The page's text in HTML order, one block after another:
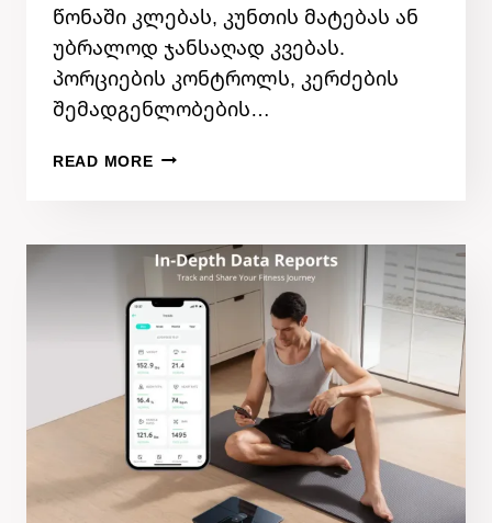
წონაში კლებას, კუნთის მატებას ან
უბრალოდ ჯანსაღად კვებას.
პორციების კონტროლს, კერძების
შემადგენლობების…
READ MOREᲠᲝᲒᲝᲠ
ᲞᲠᲝᲓᲣᲥᲢᲔᲑᲘᲡ
ᲡᲛᲐᲠᲢ
ᲡᲐᲡᲬᲝᲠᲘᲗ